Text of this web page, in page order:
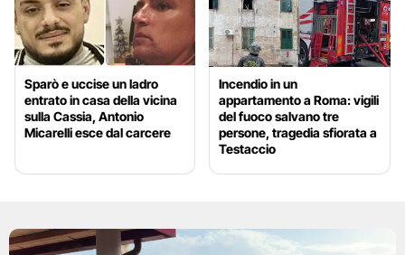
Sparò e uccise un ladro
entrato in casa della vicina
sulla Cassia, Antonio
Micarelli esce dal carcere
Incendio in un
appartamento a Roma: vigili
del fuoco salvano tre
persone, tragedia sfiorata a
Testaccio